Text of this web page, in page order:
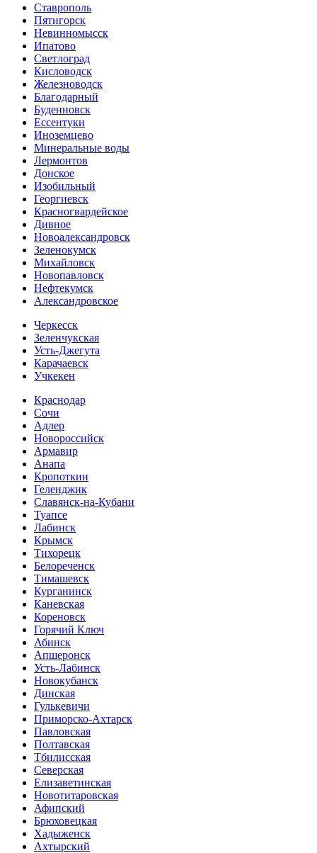
Ставрополь
Пятигорск
Невинномысск
Ипатово
Светлоград
Кисловодск
Железноводск
Благодарный
Буденновск
Ессентуки
Иноземцево
Минеральные воды
Лермонтов
Донское
Изобильный
Георгиевск
Красногвардейское
Дивное
Новоалександровск
Зеленокумск
Михайловск
Новопавловск
Нефтекумск
Александровское
Черкесск
Зеленчукская
Усть-Джегута
Карачаевск
Учкекен
Краснодар
Сочи
Адлер
Новороссийск
Армавир
Анапа
Кропоткин
Геленджик
Славянск-на-Кубани
Туапсе
Лабинск
Крымск
Тихорецк
Белореченск
Тимашевск
Курганинск
Каневская
Кореновск
Горячий Ключ
Абинск
Апшеронск
Усть-Лабинск
Новокубанск
Динская
Гулькевичи
Приморско-Ахтарск
Павловская
Полтавская
Тбилисская
Северская
Елизаветинская
Новотитаровская
Афипский
Брюховецкая
Хадыженск
Ахтырский